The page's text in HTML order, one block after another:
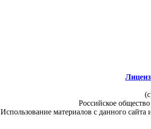
Российское
Использование материалов с данного